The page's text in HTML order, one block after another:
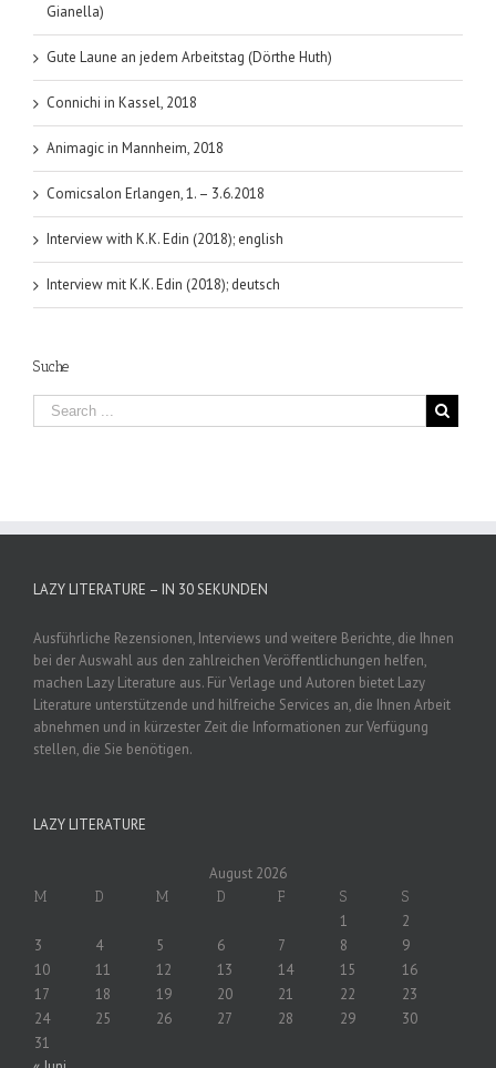
Gianella)
Gute Laune an jedem Arbeitstag (Dörthe Huth)
Connichi in Kassel, 2018
Animagic in Mannheim, 2018
Comicsalon Erlangen, 1. – 3.6.2018
Interview with K.K. Edin (2018); english
Interview mit K.K. Edin (2018); deutsch
Suche
LAZY LITERATURE – IN 30 SEKUNDEN
Ausführliche Rezensionen, Interviews und weitere Berichte, die Ihnen
bei der Auswahl aus den zahlreichen Veröffentlichungen helfen,
machen Lazy Literature aus. Für Verlage und Autoren bietet Lazy
Literature unterstützende und hilfreiche Services an, die Ihnen Arbeit
abnehmen und in kürzester Zeit die Informationen zur Verfügung
stellen, die Sie benötigen.
LAZY LITERATURE
August 2026
M D M D F S S
1
2
3
4 5 6 7 8
9
10
11 12 13 14 15
16
17
18 19 20 21 22
23
24
25 26 27 28 29
30
31